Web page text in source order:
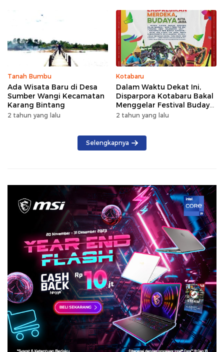
Tanah Bumbu
Ada Wisata Baru di Desa
Sumber Wangi Kecamatan
Karang Bintang
2 tahun yang lalu
Kotabaru
Dalam Waktu Dekat Ini,
Disparpora Kotabaru Bakal
Menggelar Festival Budaya
Saijaan 2024
2 tahun yang lalu
Selengkapnya